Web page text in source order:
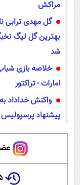
مراکش
گل مهدی ترابی
بهترین گل لیگ
شد
خلاصه بازی
امارات - تراکتور
واکنش خداداد به
پیشنهاد پرسپولیس
۱۵